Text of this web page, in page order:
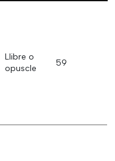
Llibre o
opuscle
59